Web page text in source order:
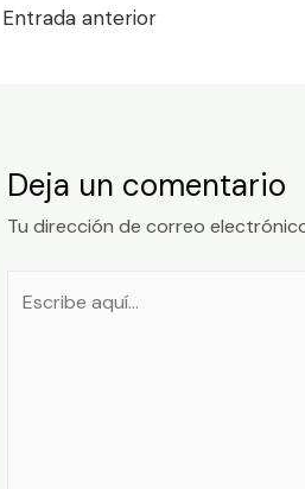
Entrada anterior
Deja un comentario
Tu dirección de correo